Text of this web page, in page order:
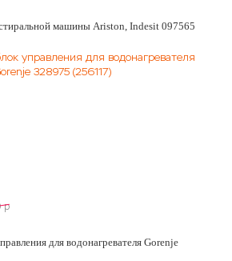
машины Ariston, Indesit 097565
p
для водонагревателя Gorenje